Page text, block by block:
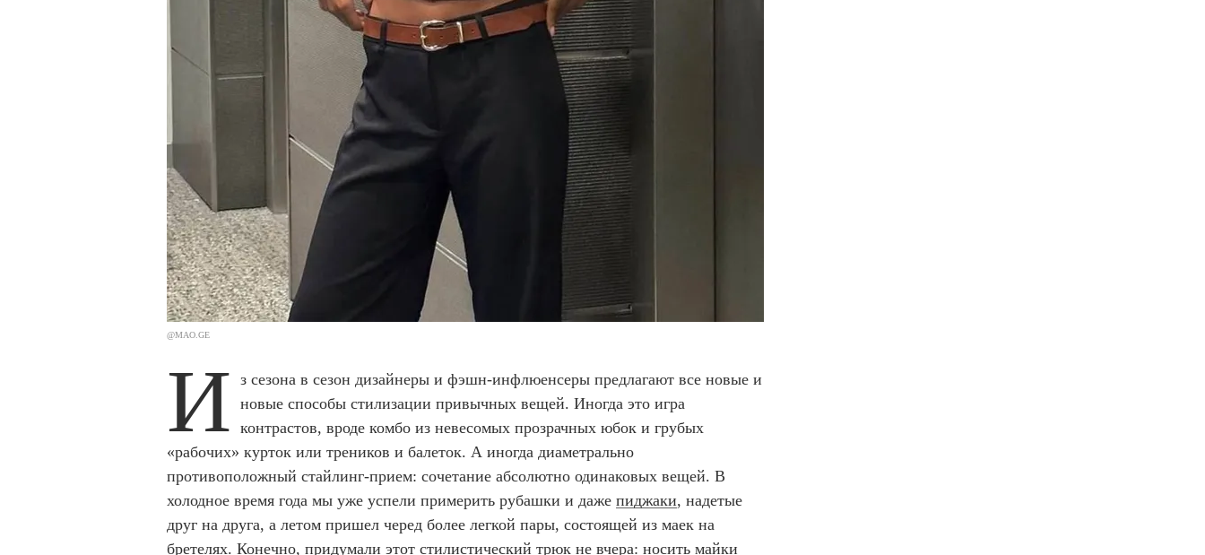
@MAO.GE
И
з сезона в сезон дизайнеры и фэшн-инфлюенсеры предлагают все новые и
новые способы стилизации привычных вещей. Иногда это игра
контрастов, вроде комбо из невесомых прозрачных юбок и грубых
«рабочих» курток или треников и балеток. А иногда диаметрально
противоположный стайлинг-прием: сочетание абсолютно одинаковых вещей. В
холодное время года мы уже успели примерить рубашки и даже пиджаки, надетые
друг на друга, а летом пришел черед более легкой пары, состоящей из маек на
бретелях. Конечно, придумали этот стилистический трюк не вчера: носить майки